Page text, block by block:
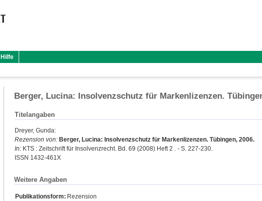
Hilfe
Berger, Lucina: Insolvenzschutz für Markenlizenzen.
Titelangaben
Dreyer, Gunda:
Rezension von: Berger, Lucina: Insolvenzschutz für Markenlizenzen. Tübingen, 2006.
In: KTS : Zeitschrift für Insolvenzrecht. Bd. 69 (2008) Heft 2 . - S. 227-230.
ISSN 1432-461X
Weitere Angaben
Publikationsform: Rezension